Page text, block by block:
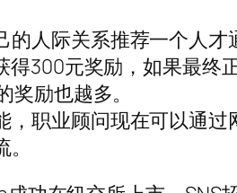
人际关系推荐一个人才
300元奖励，如果最终
励也越多。
职业顾问现在可以通过